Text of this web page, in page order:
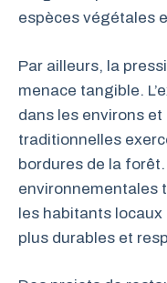
espèces végétales
Par ailleurs, la
menace tangible.
dans les environs
traditionnelles
bordures de la
environnementales
les habitants
plus durables et